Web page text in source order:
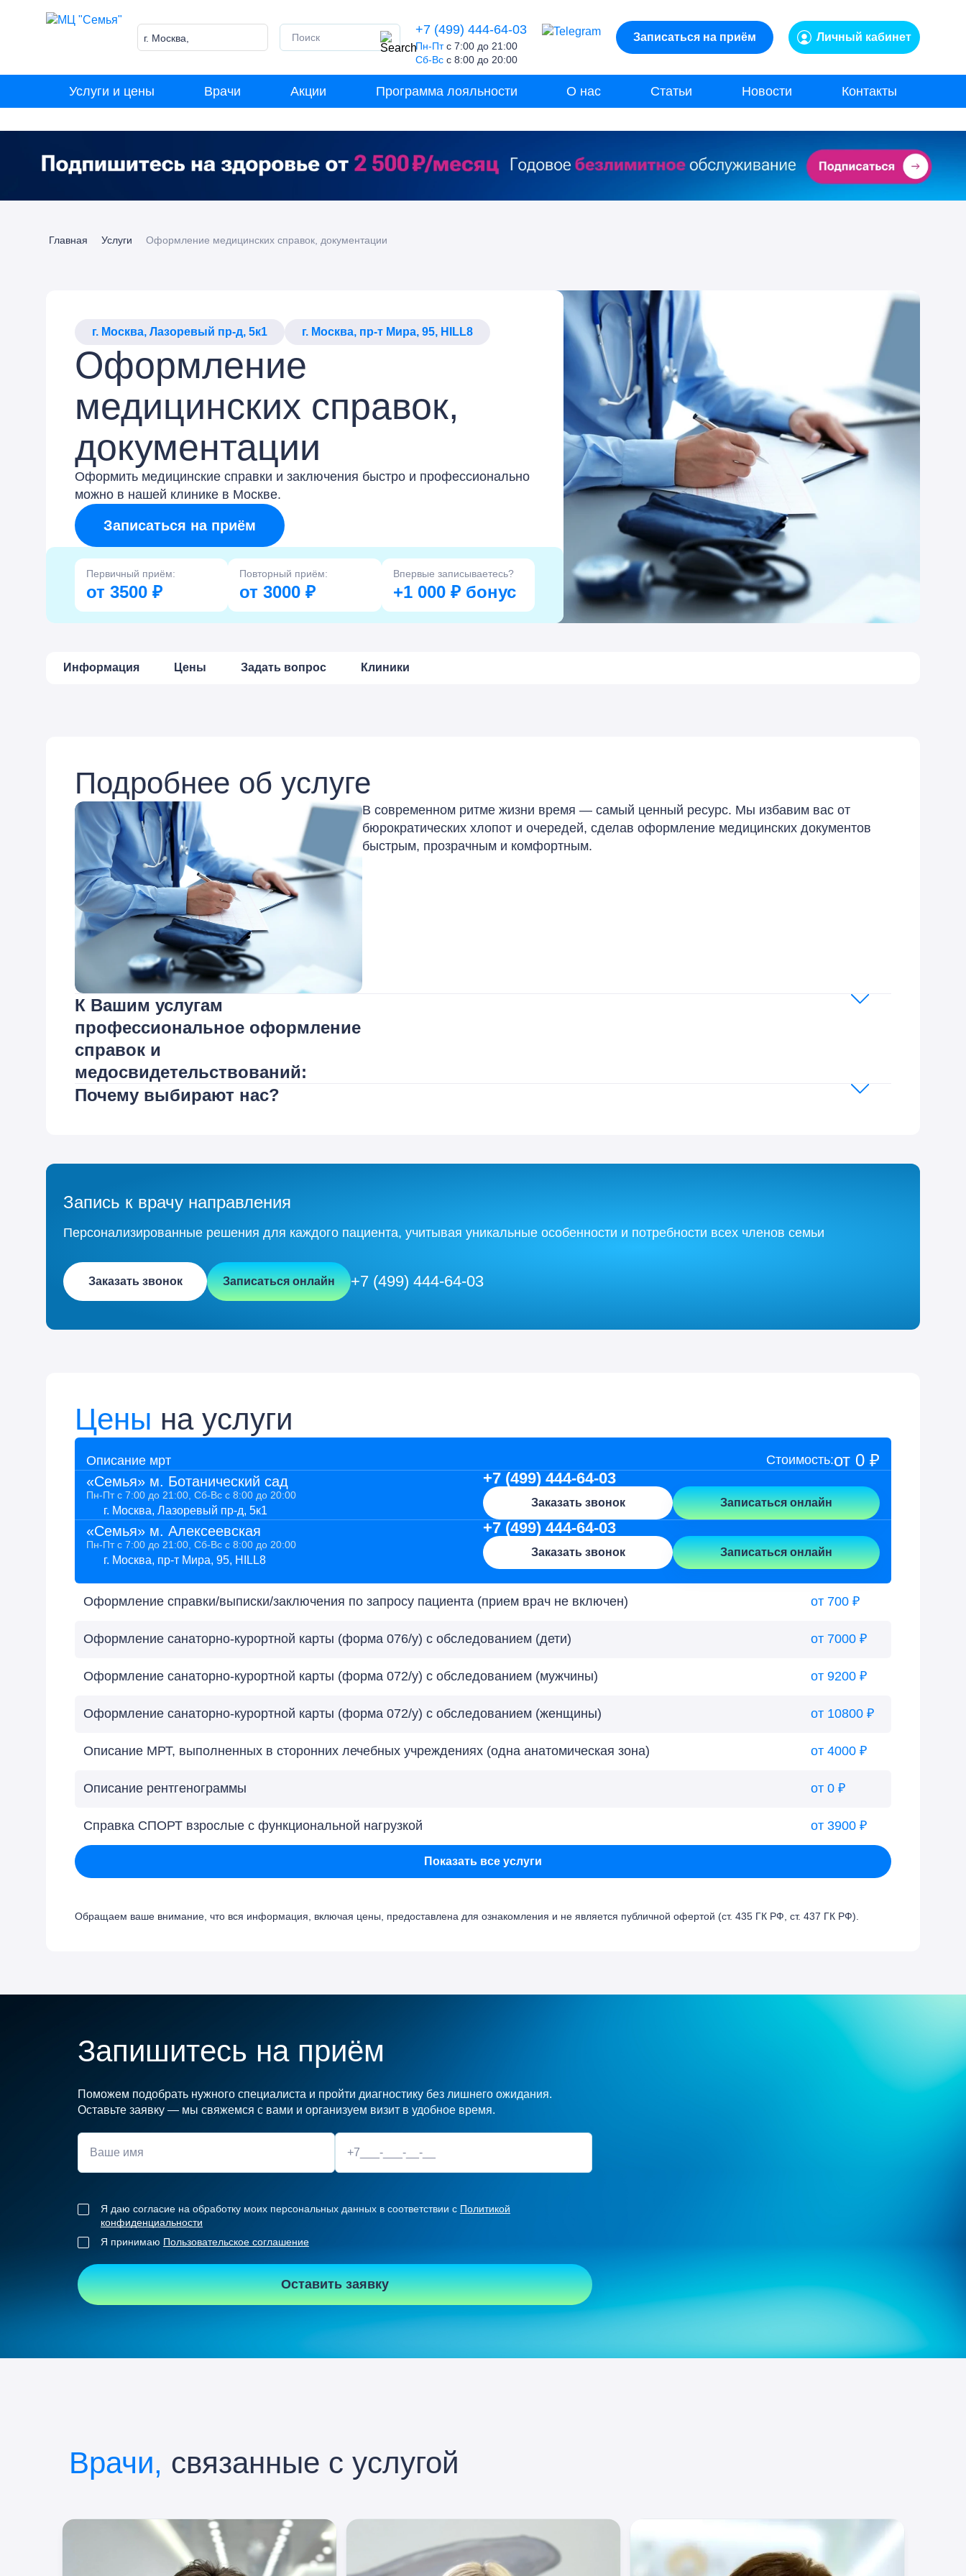
г. Москва,
Лазоревый пр-д, 5к1
+7 (499) 444-64-03
Пн-Птс 7:00 до 21:00
Сб-Вс с 8:00 до 20:00
Записаться на приём Личный кабинет
Услуги и цены Врачи Акции Программа лояльности О нас Статьи Новости Контакты
Главная Услуги Оформление медицинских справок, документации
г. Москва, Лазоревый пр-д, 5к1 г. Москва, пр-т Мира, 95, HILL8
Оформление
медицинских справок,
документации
Оформить медицинские справки и заключения быстро и профессионально
можно в нашей клинике в Москве.
Записаться на приём
Первичный приём:
от 3500 ₽
Повторный приём:
от 3000 ₽
Впервые записываетесь?
+1 000 ₽ бонус
Информация Цены Задать вопрос Клиники
Подробнее об услуге
В современном ритме жизни время — самый ценный ресурс. Мы избавим вас от
бюрократических хлопот и очередей, сделав оформление медицинских документов
быстрым, прозрачным и комфортным.
К Вашим услугам
профессиональное оформление
справок и
медосвидетельствований:
Почему выбирают нас?
Запись к врачу направления
Персонализированные решения для каждого пациента, учитывая уникальные особенности и потребности всех членов семьи
Заказать звонок Записаться онлайн +7 (499) 444-64-03
Цены на услуги
Описание мрт Стоимость:от 0 ₽
«Семья» м. Ботанический сад
Пн-Пт с 7:00 до 21:00, Сб-Вс с 8:00 до 20:00
г. Москва, Лазоревый пр-д, 5к1
+7 (499) 444-64-03
Заказать звонок Записаться онлайн
«Семья» м. Алексеевская
Пн-Пт с 7:00 до 21:00, Сб-Вс с 8:00 до 20:00
г. Москва, пр-т Мира, 95, HILL8
+7 (499) 444-64-03
Заказать звонок Записаться онлайн
Оформление справки/выписки/заключения по запросу пациента (прием врач не включен) от 700 ₽
Оформление санаторно-курортной карты (форма 076/у) с обследованием (дети) от 7000 ₽
Оформление санаторно-курортной карты (форма 072/у) с обследованием (мужчины) от 9200 ₽
Оформление санаторно-курортной карты (форма 072/у) с обследованием (женщины) от 10800 ₽
Описание МРТ, выполненных в сторонних лечебных учреждениях (одна анатомическая зона) от 4000 ₽
Описание рентгенограммы от 0 ₽
Справка СПОРТ взрослые с функциональной нагрузкой от 3900 ₽
Показать все услуги
Обращаем ваше внимание, что вся информация, включая цены, предоставлена для ознакомления и не является публичной офертой (ст. 435 ГК РФ, cт. 437 ГК РФ).
Запишитесь на приём
Поможем подобрать нужного специалиста и пройти диагностику без лишнего ожидания.
Оставьте заявку — мы свяжемся с вами и организуем визит в удобное время.
Я даю согласие на обработку моих персональных данных в соответствии с Политикой
конфиденциальности
Я принимаю Пользовательское соглашение
Оставить заявку
Врачи, связанные с услугой